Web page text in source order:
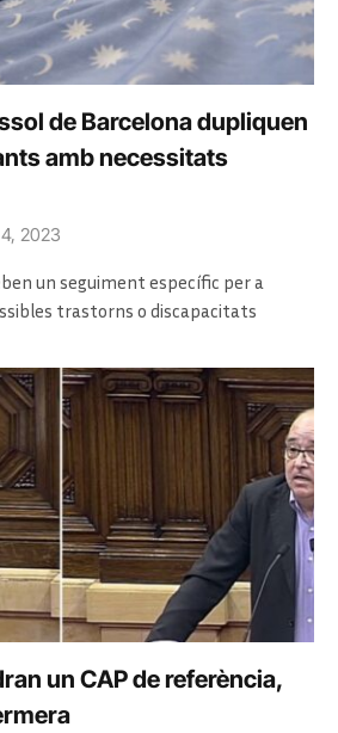
de Barcelona dupliquen
amb necessitats
2023
un seguiment específic per a
trastorns o discapacitats
un CAP de referència,